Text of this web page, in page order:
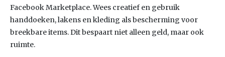
Facebook Marketplace. Wees creatief en gebruik
handdoeken, lakens en kleding als bescherming voor
breekbare items. Dit bespaart niet alleen geld, maar ook
ruimte.